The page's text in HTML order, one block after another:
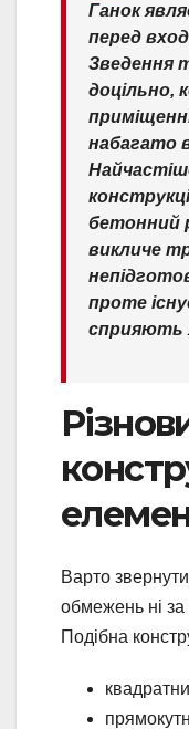
Ганок
перед
Зведення
доцільно,
набагато
бетонний
викличе
проте
сприяють
Варто
обмежень ні
Подібна